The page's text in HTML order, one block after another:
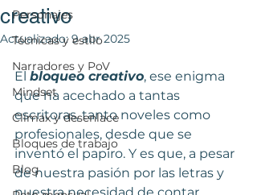
Personajes
Técnicas y estilo
Narradores y PoV
Mindset
Clímax y desenlace
Bloques de trabajo
Blog
creativo
Actualizado:9 abr 2025
El bloqueo creativo, ese enigma
que ha acechado a tantas
escritoras, tanto noveles como
profesionales, desde que se
inventó el papiro. Y es que, a pesar
de nuestra pasión por las letras y